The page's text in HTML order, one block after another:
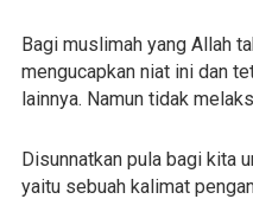
Bagi muslimah yang Allah
mengucapkan niat ini dan
lainnya. Namun tidak
Disunnatkan pula bagi kita
yaitu sebuah kalimat